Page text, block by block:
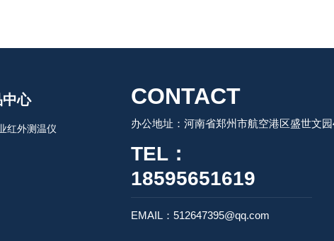
心
红外测温仪
CONTACT
办公地址：河南省郑州市航空港区盛世文
TEL：
18595651619
EMAIL：512647395@qq.com